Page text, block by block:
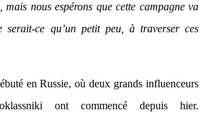
mais nous espérons que cette campagne va
serait-ce qu’un petit peu, à traverser ces
en Russie, où deux grands influenceurs
ont commencé depuis hier.